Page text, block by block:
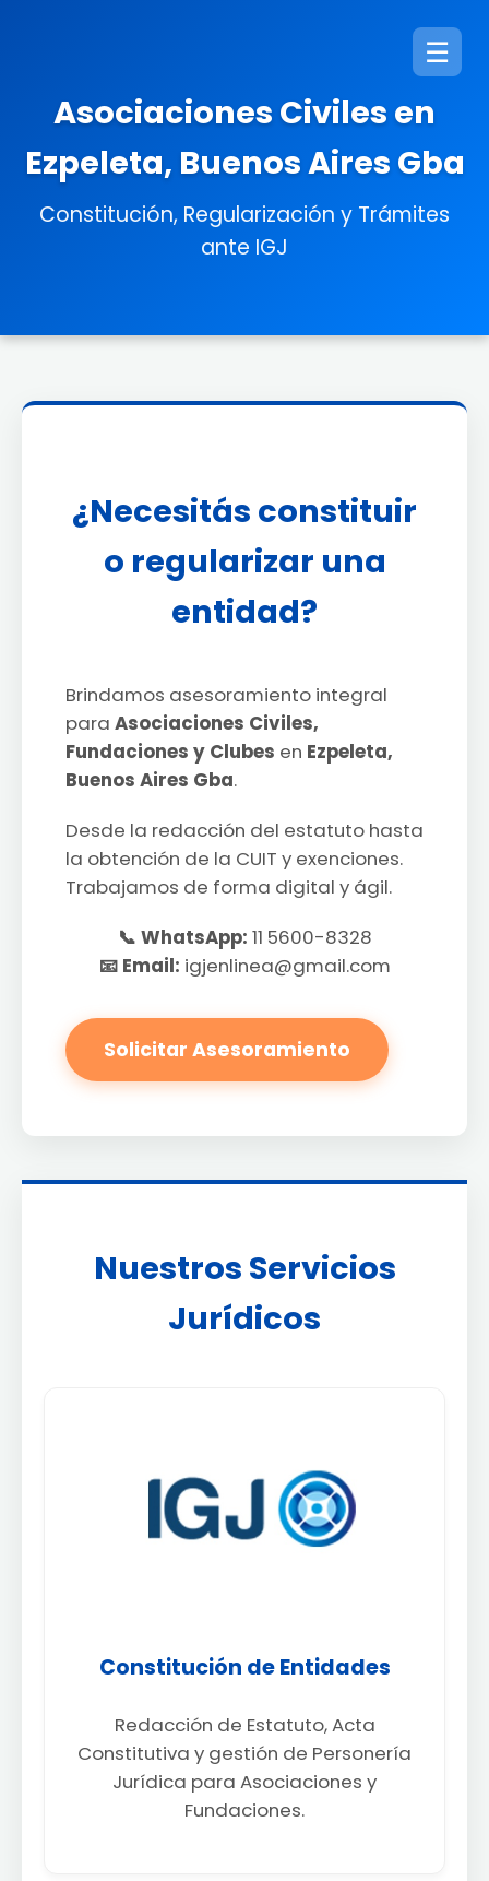
☰
Asociaciones Civiles en
Ezpeleta, Buenos Aires Gba
Constitución, Regularización y Trámites
ante IGJ
¿Necesitás constituir
o regularizar una
entidad?
Brindamos asesoramiento integral
para Asociaciones Civiles,
Fundaciones y Clubes en Ezpeleta,
Buenos Aires Gba.
Desde la redacción del estatuto hasta
la obtención de la CUIT y exenciones.
Trabajamos de forma digital y ágil.
📞 WhatsApp: 11 5600-8328
📧 Email: igjenlinea@gmail.com
Solicitar Asesoramiento
Nuestros Servicios
Jurídicos
Constitución de Entidades
Redacción de Estatuto, Acta
Constitutiva y gestión de Personería
Jurídica para Asociaciones y
Fundaciones.